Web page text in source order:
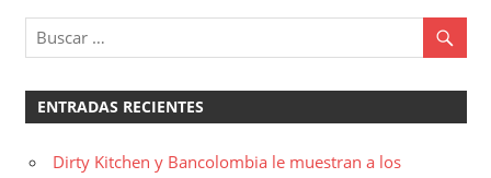
entradas
ENTRADAS RECIENTES
Dirty Kitchen y Bancolombia le muestran a los